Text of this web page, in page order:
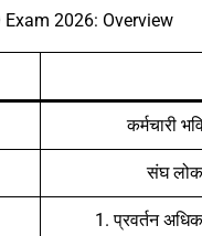
Exam 2026: Overview
कर्मचारी
संघ
1. प्रवर्तन